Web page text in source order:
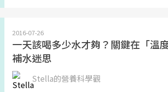
2016-07-26
一天該喝多少水才夠？關鍵在「溫
補水迷思
Stella的營養科學觀